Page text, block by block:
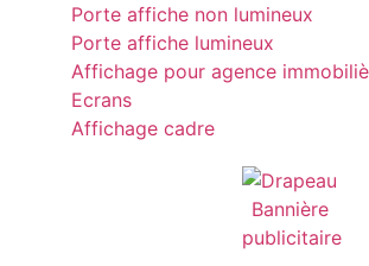
Porte affiche non lumineux
Porte affiche lumineux
Affichage pour agence
Ecrans
Affichage cadre